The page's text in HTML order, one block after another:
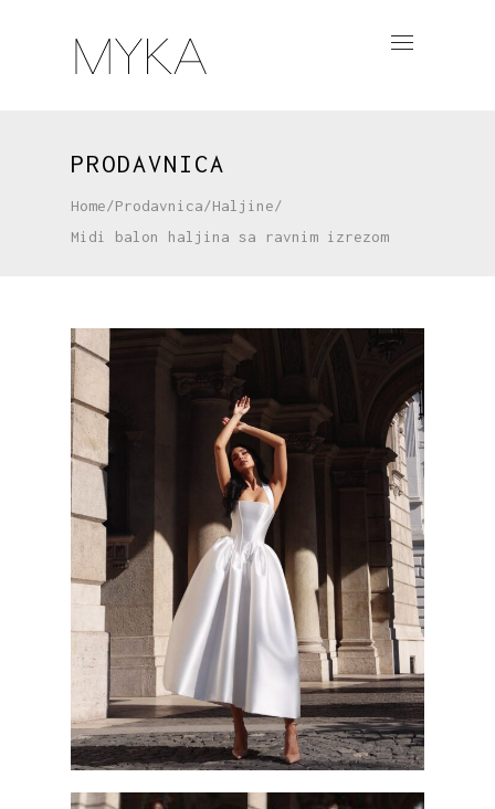
PRODAVNICA
Home/Prodavnica/Haljine/
Midi balon haljina sa ravnim izrezom